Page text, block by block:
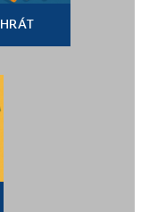
HRÁT